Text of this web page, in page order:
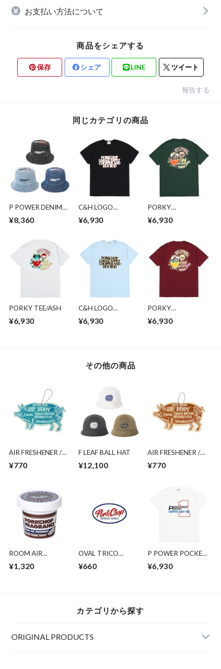
お支払い方法について
商品をシェアする
保存 シェア LINE ツイート
報告する
同じカテゴリの商品
P POWER DENIM
¥8,360
C&H LOGO
TEE/BLACK
¥6,930
PORKY
GREEN
¥6,930
PORKY TEE/ASH
¥6,930
C&H LOGO
POCKET
TEE/LIGHT BLUE
¥6,930
PORKY
TEE/BURGUNDY
¥6,930
その他の商品
AIR FRESHENER /
¥770
F LEAF BALL HAT
¥12,100
AIR FRESHENER /
¥770
ROOM AIR
NUT
¥1,320
OVAL TRICO
¥660
P POWER POCKET
¥6,930
カテゴリから探す
ORIGINAL PRODUCTS